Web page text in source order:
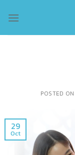
POSTED ON
29
Oct